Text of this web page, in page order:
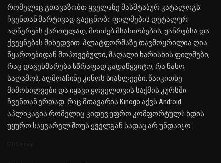
რომელიც გთავაზობთ ყველაზე მასშტაბურ კატალოგს.
ჩვენთან მარტივად გაეცნობი ფილმების დეტალურ
აღწერებს ქართულად, მოიძებ მსახიობების, ჟანრებსა და
ქვეყნების მიხედვით. პლატფორმაზე თავმოყრილია ღია
წყაროებიდან მოპოვებული, მაღალი ხარისხის ფილმები,
რაც დაგეხმარება სწრაფად გადაწყვიტო, რა ნახო
საღამოს. აღმოაჩინე კინოს სიახლეები, წაიკითხე
მიმოხილვები და იყავი ყოველთვის საქმის კურსში
ჩვენთან ერთად. რაც მთავარია Kinogo აქვს Android
აპლიკაცია რომელიც კიდევ უფრო კომფორტულს ხდის
უყურო საყვარელ შოუს ყველგან სადაც არ უნდაიყო.